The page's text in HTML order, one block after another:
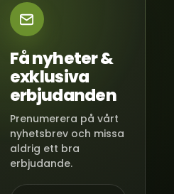
Få nyheter &
exklusiva
erbjudanden
Prenumerera på vårt
nyhetsbrev och missa
aldrig ett bra
erbjudande.